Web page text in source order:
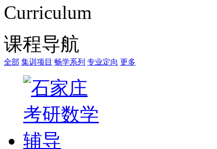
Curriculum
课程导航
全部 集训项目 畅学系列 专业定向 更多